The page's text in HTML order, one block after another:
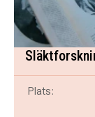
Plats: